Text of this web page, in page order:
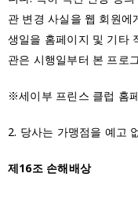
관 변경 사실을 웹 회원
생일을 홈페이지 및 기타
관은 시행일부터 본 프로
※세이부 프린스 클럽 홈
2. 당사는 가맹점을 예고
제16조 손해배상